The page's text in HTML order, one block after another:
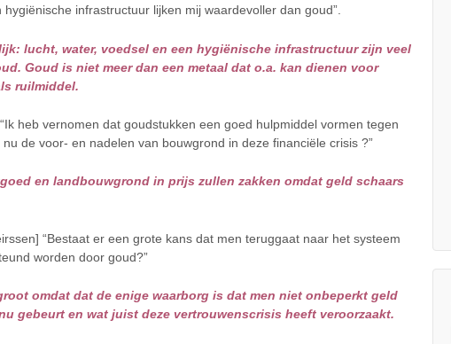
infrastructuur lijken mij waardevoller dan goud”.
lucht, water, voedsel en een hygiënische infrastructuur zijn veel
Goud is niet meer dan een metaal dat o.a. kan dienen voor
ruilmiddel.
heb vernomen dat goudstukken een goed hulpmiddel vormen tegen
de voor‐ en nadelen van bouwgrond in deze financiële crisis ?”
en landbouwgrond in prijs zullen zakken omdat geld schaars
“Bestaat er een grote kans dat men teruggaat naar het systeem
worden door goud?”
omdat dat de enige waarborg is dat men niet onbeperkt geld
gebeurt en wat juist deze vertrouwenscrisis heeft veroorzaakt.